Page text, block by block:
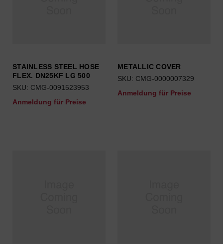
STAINLESS STEEL HOSE
FLEX. DN25KF LG 500
SKU: CMG-0091523953
Anmeldung für Preise
METALLIC COVER
SKU: CMG-0000007329
Anmeldung für Preise